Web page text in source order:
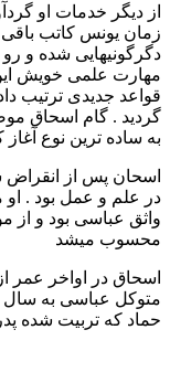
از دیگر خدمات او
زمان یونس کاتب
دگرگونیهایی شده و
مهارت علمی خویش
قواعد جدیدی ترتیب
گردید . گام اسحاق
به ساده ترین نوع آغاز
اسحان پس از انقراض
در علم و عمل بود .
واثق عباسی بود و از
محسوب میشد
اسحاق در اواخر عمر
حماد که تربیت شده